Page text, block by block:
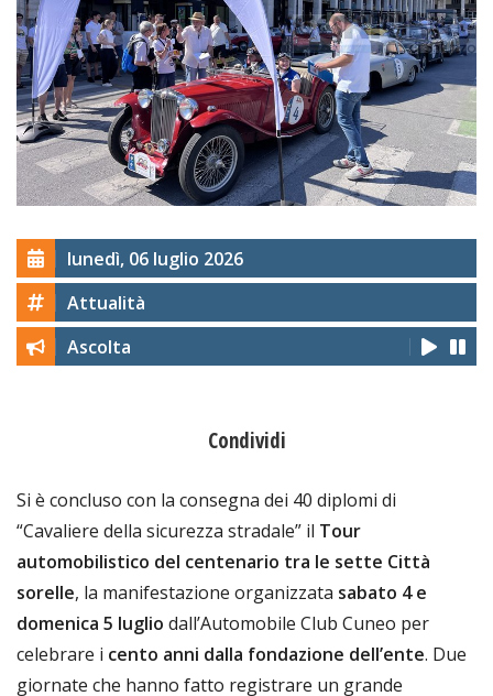
lunedì, 06 luglio 2026
Attualità
Ascolta
Condividi
Si è concluso con la consegna dei 40 diplomi di
“Cavaliere della sicurezza stradale” il Tour
automobilistico del centenario tra le sette Città
sorelle, la manifestazione organizzata sabato 4 e
domenica 5 luglio dall’Automobile Club Cuneo per
celebrare i cento anni dalla fondazione dell’ente. Due
giornate che hanno fatto registrare un grande